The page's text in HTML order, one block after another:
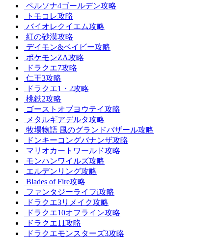
ペルソナ4ゴールデン攻略
トモコレ攻略
バイオレクイエム攻略
紅の砂漠攻略
デイモン&ベイビー攻略
ポケモンZA攻略
ドラクエ7攻略
仁王3攻略
ドラクエ1・2攻略
桃鉄2攻略
ゴーストオブヨウテイ攻略
メタルギアデルタ攻略
牧場物語 風のグランドバザール攻略
ドンキーコングバナンザ攻略
マリオカートワールド攻略
モンハンワイルズ攻略
エルデンリング攻略
Blades of Fire攻略
ファンタジーライフi攻略
ドラクエ3リメイク攻略
ドラクエ10オフライン攻略
ドラクエ11攻略
ドラクエモンスターズ3攻略